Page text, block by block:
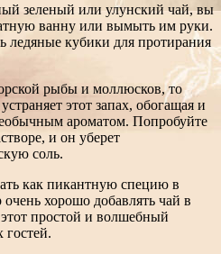
зеленый или улунский чай, вы
ванну или вымыть им руки.
ледяные кубики для протирания
рыбы и моллюсков, то
этот запах, обогащая и
ароматом. Попробуйте
и он уберет
соль.
как пикантную специю в
хорошо добавлять чай в
простой и волшебный
гостей.